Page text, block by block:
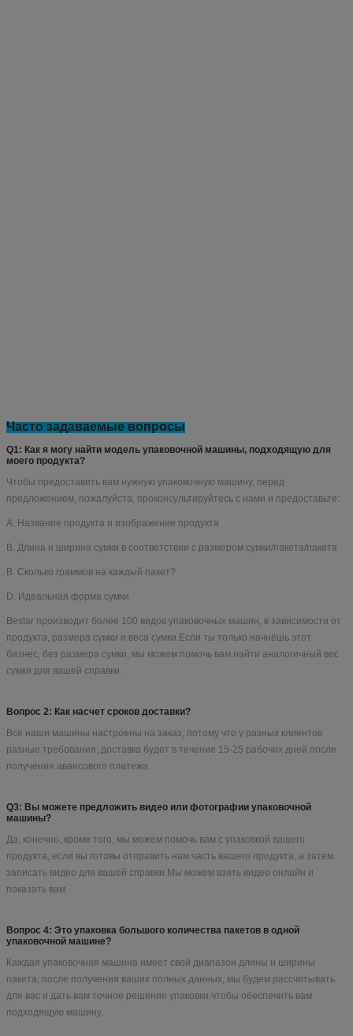
Часто задаваемые вопросы
Q1: Как я могу найти модель упаковочной машины, подходящую для
моего продукта?
Чтобы предоставить вам нужную упаковочную машину, перед
предложением, пожалуйста, проконсультируйтесь с нами и предоставьте:
A. Название продукта и изображение продукта
B. Длина и ширина сумки в соответствии с размером сумки/пакета/пакета
В. Сколько граммов на каждый пакет?
D. Идеальная форма сумки
Bestar производит более 100 видов упаковочных машин, в зависимости от
продукта, размера сумки и веса сумки.Если ты только начнёшь этот
бизнес, без размера сумки, мы можем помочь вам найти аналогичный вес
сумки для вашей справки.
Вопрос 2: Как насчет сроков доставки?
Все наши машины настроены на заказ, потому что у разных клиентов
разные требования, доставка будет в течение 15-25 рабочих дней после
получения авансового платежа.
Q3: Вы можете предложить видео или фотографии упаковочной
машины?
Да, конечно, кроме того, мы можем помочь вам с упаковкой вашего
продукта, если вы готовы отправить нам часть вашего продукта, а затем
записать видео для вашей справки.Мы можем взять видео онлайн и
показать вам.
Вопрос 4: Это упаковка большого количества пакетов в одной
упаковочной машине?
Каждая упаковочная машина имеет свой диапазон длины и ширины
пакета, после получения ваших полных данных, мы будем рассчитывать
для вас и дать вам точное решение упаковки,чтобы обеспечить вам
подходящую машину.